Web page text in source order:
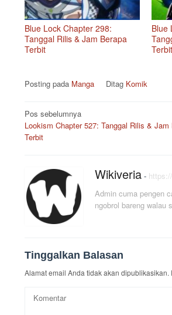
Blue Lock Chapter 298:
Tanggal Rilis & Jam Berapa
Terbit
Blue
Terbit
Posting pada Manga Ditag Komik
Navigasi
pos
Pos sebelumnya
Lookism Chapter 527: Tanggal Rilis & Jam
Terbit
Wikiveria -
Admin cuma pengen
ngobrol bareng walau
Tinggalkan Balasan
Alamat email Anda tidak akan dipublikasikan.